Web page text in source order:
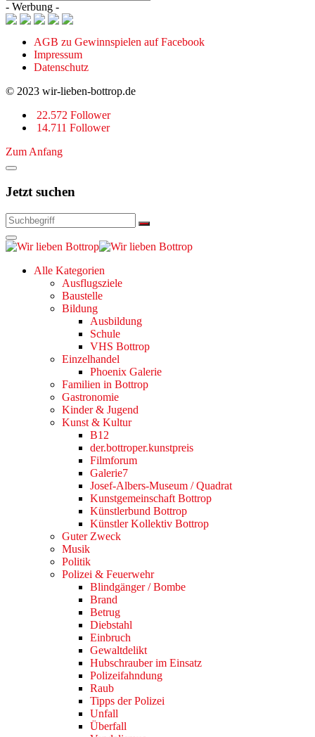
- Werbung -
AGB zu Gewinnspielen auf Facebook
Impressum
Datenschutz
© 2023 wir-lieben-bottrop.de
22.572 Follower
14.711 Follower
Zum Anfang
Jetzt suchen
Alle Kategorien
Ausflugsziele
Baustelle
Bildung
Ausbildung
Schule
VHS Bottrop
Einzelhandel
Phoenix Galerie
Familien in Bottrop
Gastronomie
Kinder & Jugend
Kunst & Kultur
B12
der.bottroper.kunstpreis
Filmforum
Galerie7
Josef-Albers-Museum / Quadrat
Kunstgemeinschaft Bottrop
Künstlerbund Bottrop
Künstler Kollektiv Bottrop
Guter Zweck
Musik
Politik
Polizei & Feuerwehr
Blindgänger / Bombe
Brand
Betrug
Diebstahl
Einbruch
Gewaltdelikt
Hubschrauber im Einsatz
Polizeifahndung
Raub
Tipps der Polizei
Unfall
Überfall